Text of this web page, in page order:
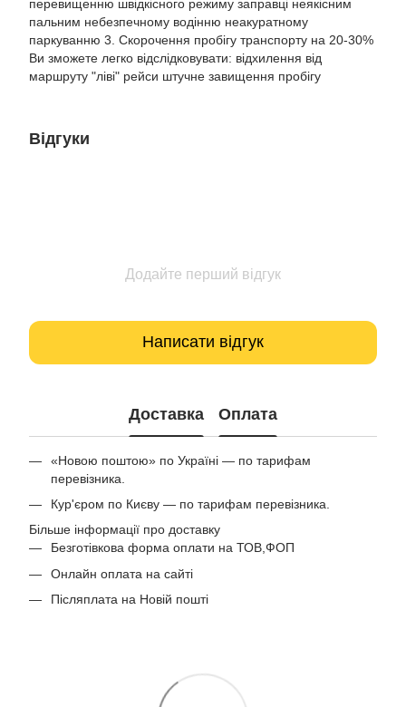
перевищенню швідкісного режиму заправці неякісним
пальним небезпечному водінню неакуратному
паркуванню 3. Скорочення пробігу транспорту на 20-30%
Ви зможете легко відслідковувати: відхилення від
маршруту "ліві" рейси штучне завищення пробігу
Відгуки
Додайте перший відгук
Написати відгук
Доставка Оплата
«Новою поштою» по Україні — по тарифам
перевізника.
Кур'єром по Києву — по тарифам перевізника.
Більше інформації про доставку
Безготівкова форма оплати на ТОВ,ФОП
Онлайн оплата на сайті
Післяплата на Новій пошті